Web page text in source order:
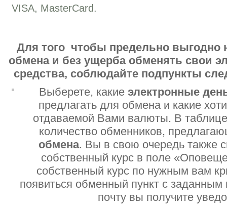
VISA, MasterCard.
Для того чтобы предельно выгодно
обмена и без ущерба обменять свои
средства, соблюдайте подпункты
Выберете, какие электронные
предлагать для обмена и какие
отдаваемой Вами валюты. В таблице
количество обменников,
обмена. Вы в свою очередь также
собственный курс в поле
собственный курс по нужным вам
появиться обменный пункт с заданным
почту вы получите